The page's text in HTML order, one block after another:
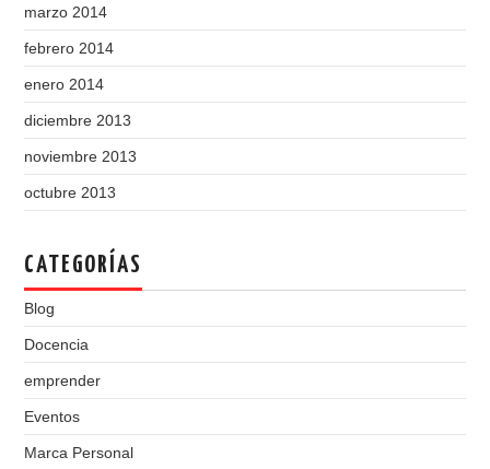
marzo 2014
febrero 2014
enero 2014
diciembre 2013
noviembre 2013
octubre 2013
CATEGORÍAS
Blog
Docencia
emprender
Eventos
Marca Personal